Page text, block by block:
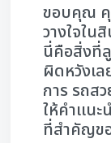
ขอบคุณ
วางใจใน
นี่คือสิ่งที่
ผิดหวังเ
การ รถส
ให้คำเเน
ที่สำคัญข